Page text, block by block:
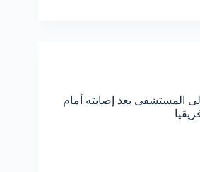
المستشفى بعد إصابته أمام